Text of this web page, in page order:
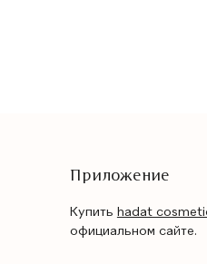
Приложение
Купить hadat
официальном сайте.